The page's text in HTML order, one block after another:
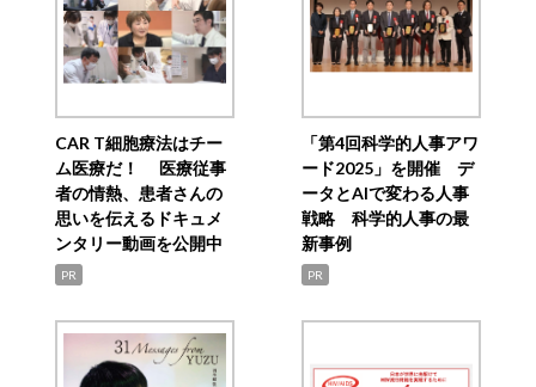
CAR T細胞療法はチー
ム医療だ！ 医療従事
者の情熱、患者さんの
思いを伝えるドキュメ
ンタリー動画を公開中
PR
「第4回科学的人事アワ
ード2025」を開催 デ
ータとAIで変わる人事
戦略 科学的人事の最
新事例
PR